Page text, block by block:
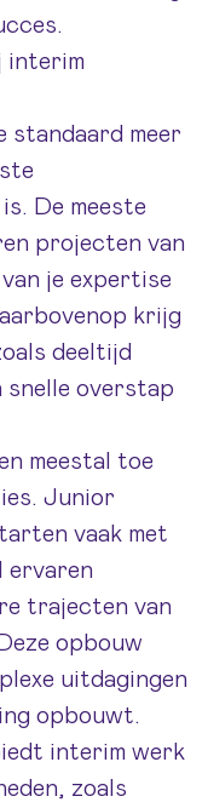
interim
standaard meer
De meeste
projecten van
je expertise
krijg
deeltijd
snelle overstap
meestal toe
Junior
vaak met
ervaren
trajecten van
opbouw
uitdagingen
opbouwt.
interim werk
zoals